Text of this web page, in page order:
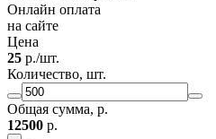
Онлайн оплата
на сайте
Цена
25 р./шт.
Количество, шт.
Общая сумма, р.
12500 р.